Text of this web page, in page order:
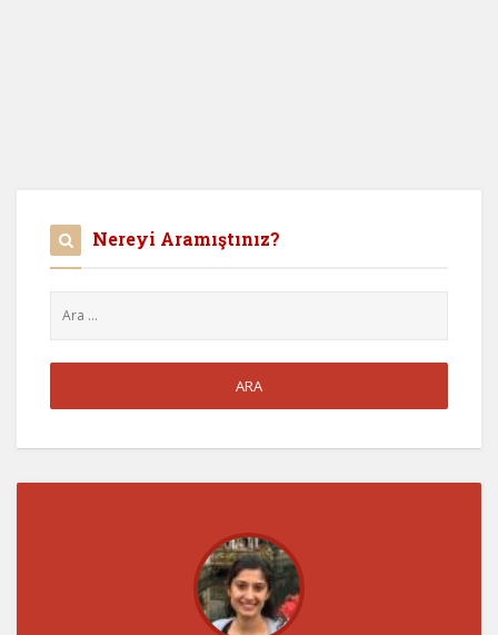
Nereyi Aramıştınız?